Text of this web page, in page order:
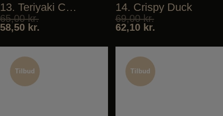
13. Teriyaki Chicken
65,00kr.
58,50 kr.
14. Crispy Duck
69,00kr.
62,10 kr.
Tilbud
Tilbud
Tilbud
Tilbud